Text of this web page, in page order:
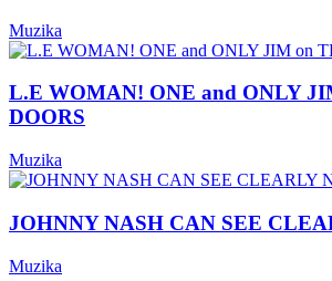
Muzika
L.E WOMAN! ONE and ONLY
DOORS
Muzika
JOHNNY NASH CAN SEE
Muzika